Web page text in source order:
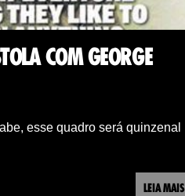
COM GEORGE
esse quadro será quinzenal
LEIA MAIS